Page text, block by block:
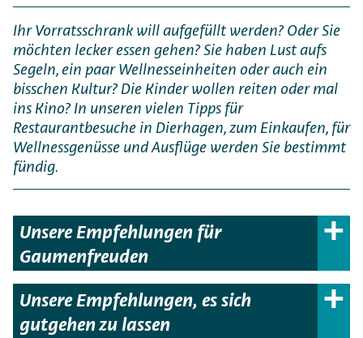
Ihr Vorratsschrank will aufgefüllt werden? Oder Sie
möchten lecker essen gehen? Sie haben Lust aufs
Segeln, ein paar Wellnesseinheiten oder auch ein
bisschen Kultur? Die Kinder wollen reiten oder mal
ins Kino? In unseren vielen Tipps für
Restaurantbesuche in Dierhagen, zum Einkaufen, für
Wellnessgenüsse und Ausflüge werden Sie bestimmt
fündig.
Unsere Empfehlungen für
Gaumenfreuden
Unsere Empfehlungen, es sich
gutgehen zu lassen